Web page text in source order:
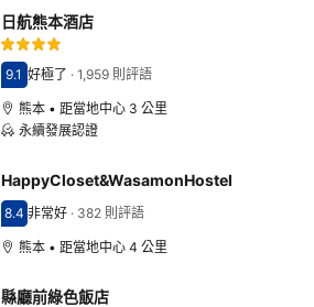
日航熊本酒店
分數9.1分
9.1 好極了 · 1,959 則評語
熊本 • 距當地中心 3 公里
永續發展認證
HappyCloset&WasamonHostel
分數8.4分
8.4 非常好· 382 則評語
熊本 • 距當地中心 4 公里
縣廳前綠色飯店